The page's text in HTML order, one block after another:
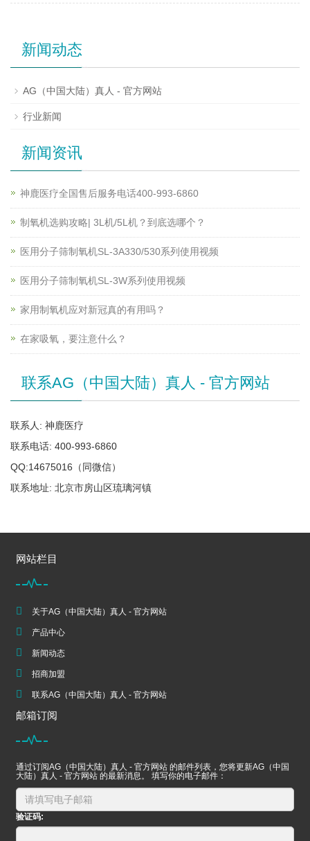
新闻动态
AG（中国大陆）真人 - 官方网站
行业新闻
新闻资讯
神鹿医疗全国售后服务电话400-993-6860
制氧机选购攻略| 3L机/5L机？到底选哪个？
医用分子筛制氧机SL-3A330/530系列使用视频
医用分子筛制氧机SL-3W系列使用视频
家用制氧机应对新冠真的有用吗？
在家吸氧，要注意什么？
联系AG（中国大陆）真人 - 官方网站
联系人: 神鹿医疗
联系电话: 400-993-6860
QQ:14675016（同微信）
联系地址: 北京市房山区琉璃河镇
网站栏目
关于AG（中国大陆）真人 - 官方网站
产品中心
新闻动态
招商加盟
联系AG（中国大陆）真人 - 官方网站
邮箱订阅
通过订阅AG（中国大陆）真人 - 官方网站 的邮件列表，您将更新AG（中国
大陆）真人 - 官方网站 的最新消息。 填写你的电子邮件：
验证码: